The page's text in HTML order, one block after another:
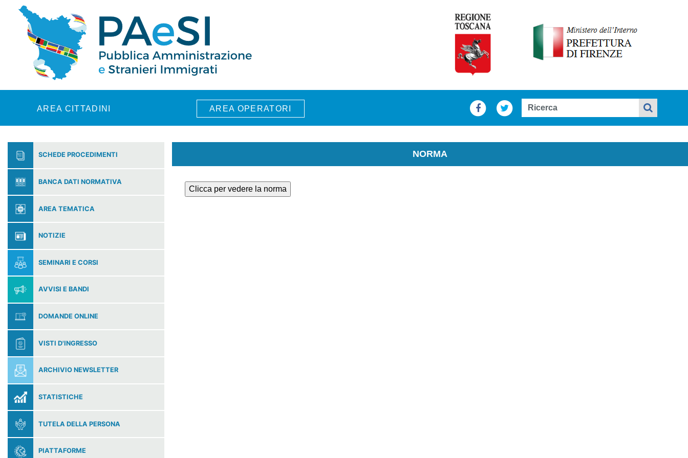
Skip to main content
AREA CITTADINI AREA OPERATORI
SCHEDE PROCEDIMENTI
BANCA DATI NORMATIVA
AREA TEMATICA
NOTIZIE
SEMINARI E CORSI
AVVISI E BANDI
DOMANDE ONLINE
VISTI D'INGRESSO
ARCHIVIO NEWSLETTER
STATISTICHE
TUTELA DELLA PERSONA
PIATTAFORME
NORMA
Clicca per vedere la norma